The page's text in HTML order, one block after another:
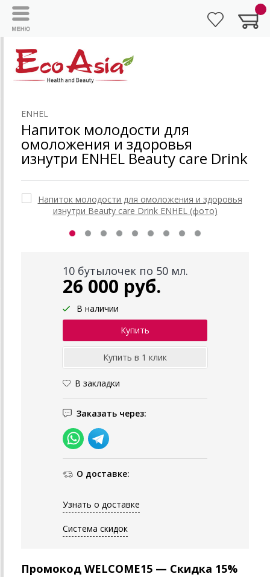
ENHEL
Напиток молодости для
омоложения и здоровья
изнутри ENHEL Beauty care Drink
10 бутылочек по 50 мл.
26 000 руб.
В наличии
В закладки
Заказать через:
О доставке:
Узнать о доставке
Система скидок
Промокод WELCOME15 — Скидка 15%